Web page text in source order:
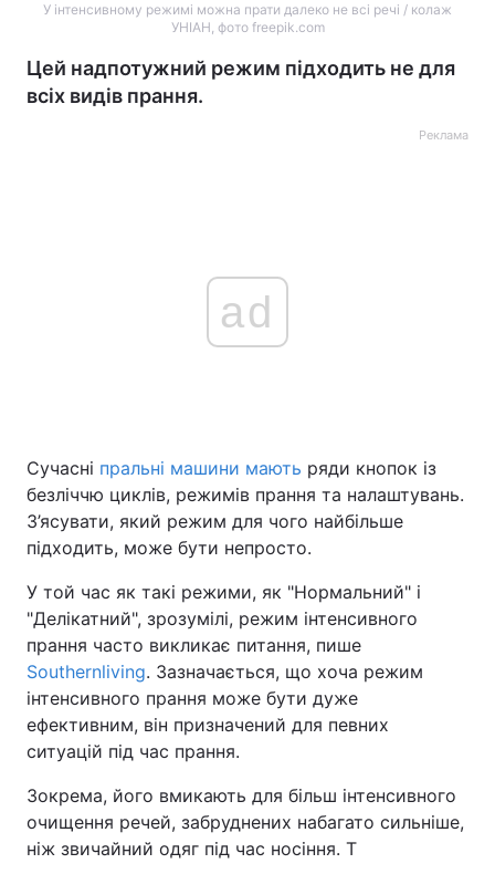
У інтенсивному режимі можна прати далеко не всі речі / колаж
УНІАН, фото freepik.com
Цей надпотужний режим підходить не для
всіх видів прання.
Реклама
ad
Сучасні пральні машини мають ряди кнопок із
безліччю циклів, режимів прання та налаштувань.
З’ясувати, який режим для чого найбільше
підходить, може бути непросто.
У той час як такі режими, як "Нормальний" і
"Делікатний", зрозумілі, режим інтенсивного
прання часто викликає питання, пише
Southernliving. Зазначається, що хоча режим
інтенсивного прання може бути дуже
ефективним, він призначений для певних
ситуацій під час прання.
Зокрема, його вмикають для більш інтенсивного
очищення речей, забруднених набагато сильніше,
ніж звичайний одяг під час носіння. Т